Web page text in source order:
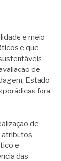
e meio
e que
de
Estado
fora
de
atributos
e
das